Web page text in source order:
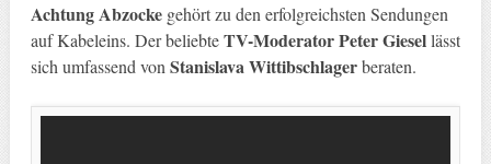
Achtung Abzockegehört zu den erfolgreichsten Sendungen
auf Kabeleins. Der beliebteTV-Moderator Peter Giesellässt
sich umfassend von Stanislava Wittibschlagerberaten.